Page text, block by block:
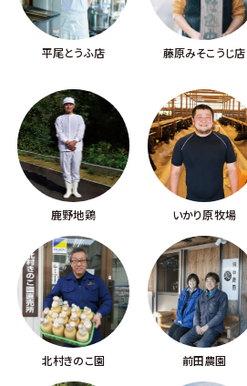
平尾とうふ店 藤原みそこうじ店
鹿野地鶏 いかり原牧場
北村きのこ園 前田農園